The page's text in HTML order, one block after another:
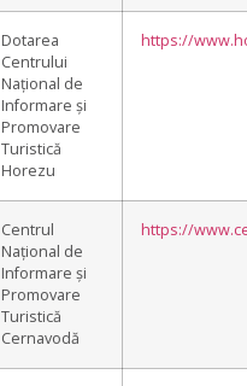
Dotarea
Centrului
Național de
Informare și
Promovare
Turistică
Horezu
https://
Centrul
Național de
Informare și
Promovare
Turistică
Cernavodă
https://